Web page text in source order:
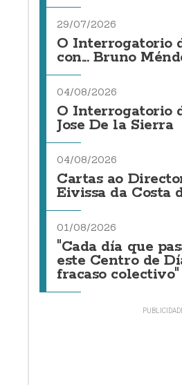
29/07/2026
O Interrogatorio
con... Bruno
04/08/2026
O Interrogatorio
Jose De la Sierra
04/08/2026
Cartas ao
Eivissa da Costa
01/08/2026
"Cada día que
este Centro de
fracaso colectivo"